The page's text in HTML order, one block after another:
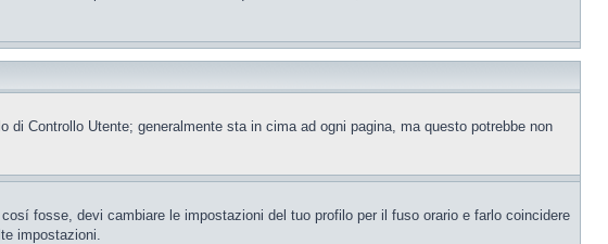
Controllo Utente; generalmente sta in cima ad ogni pagina, ma questo potrebbe non
fosse, devi cambiare le impostazioni del tuo profilo per il fuso orario e farlo coincidere
impostazioni.